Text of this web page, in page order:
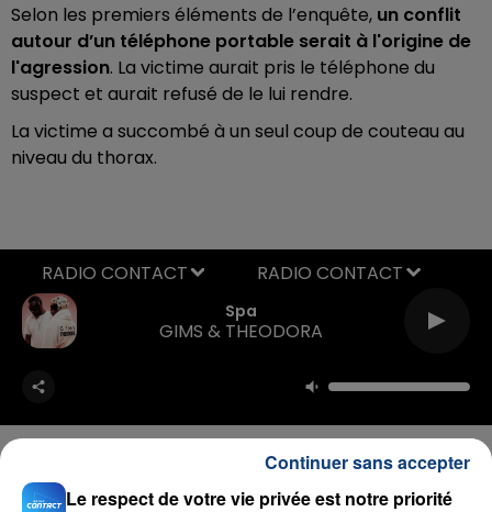
Selon les premiers éléments de l’enquête, un conflit
autour d’un téléphone portable serait à l'origine de
l'agression. La victime aurait pris le téléphone du
suspect et aurait refusé de le lui rendre.
La victime a succombé à un seul coup de couteau au
niveau du thorax.
Spa
GIMS & THEODORA
RADIO CONTACT
Le respect de votre vie privée est notre priorité
Continuer sans accepter